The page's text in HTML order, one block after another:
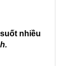
nhiều